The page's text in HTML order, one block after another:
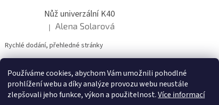
Používáme cookies, abychom Vám umožnili pohodlné
prohlížení webu a díky analýze provozu webu neustále
zlepšovali jeho funkce, výkon a použitelnost.Více informací
Nůž univerzální K40
Hodnocení produktu je 5 z 5 hvězdiček.
| Alena Solarová
Rychlé dodání, přehledné stránky
ZDE NÁM MŮŽETE VLOŽIT HODNOCENÍ